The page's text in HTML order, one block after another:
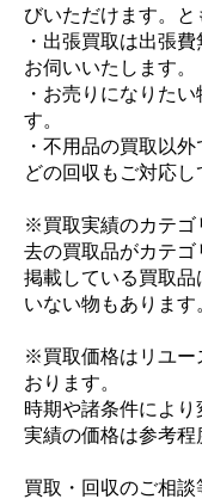
びいただけます。と
・出張買取は出張
お伺いいたします。
・お売りになりた
す。
・不用品の買取以
どの回収もご対応し
※買取実績のカテゴ
去の買取品がカテゴ
掲載している買取
いない物もあります
※買取価格はリユー
おります。
時期や諸条件によ
実績の価格は参考程
買取・回収のご相